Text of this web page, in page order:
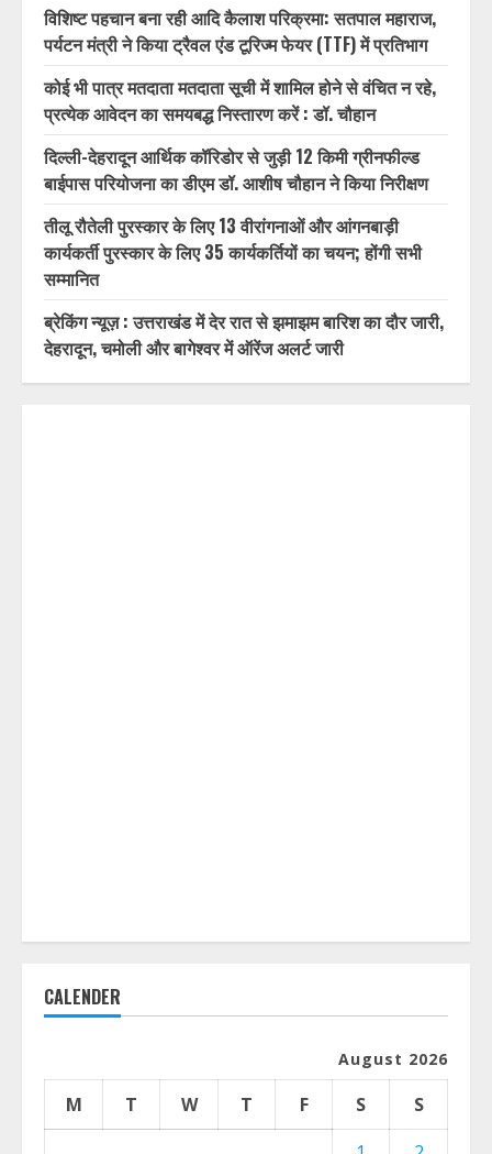
विशिष्ट पहचान बना रही आदि कैलाश परिक्रमा: सतपाल महाराज,
पर्यटन मंत्री ने किया ट्रैवल एंड टूरिज्म फेयर (TTF) में प्रतिभाग
कोई भी पात्र मतदाता मतदाता सूची में शामिल होने से वंचित न रहे,
प्रत्येक आवेदन का समयबद्ध निस्तारण करें : डॉ. चौहान
दिल्ली-देहरादून आर्थिक कॉरिडोर से जुड़ी 12 किमी ग्रीनफील्ड
बाईपास परियोजना का डीएम डॉ. आशीष चौहान ने किया निरीक्षण
तीलू रौतेली पुरस्कार के लिए 13 वीरांगनाओं और आंगनबाड़ी
कार्यकर्ती पुरस्कार के लिए 35 कार्यकर्तियों का चयन; होंगी सभी
सम्मानित
ब्रेकिंग न्यूज़ : उत्तराखंड में देर रात से झमाझम बारिश का दौर जारी,
देहरादून, चमोली और बागेश्वर में ऑरेंज अलर्ट जारी
CALENDER
August 2026
M T W T F S
S